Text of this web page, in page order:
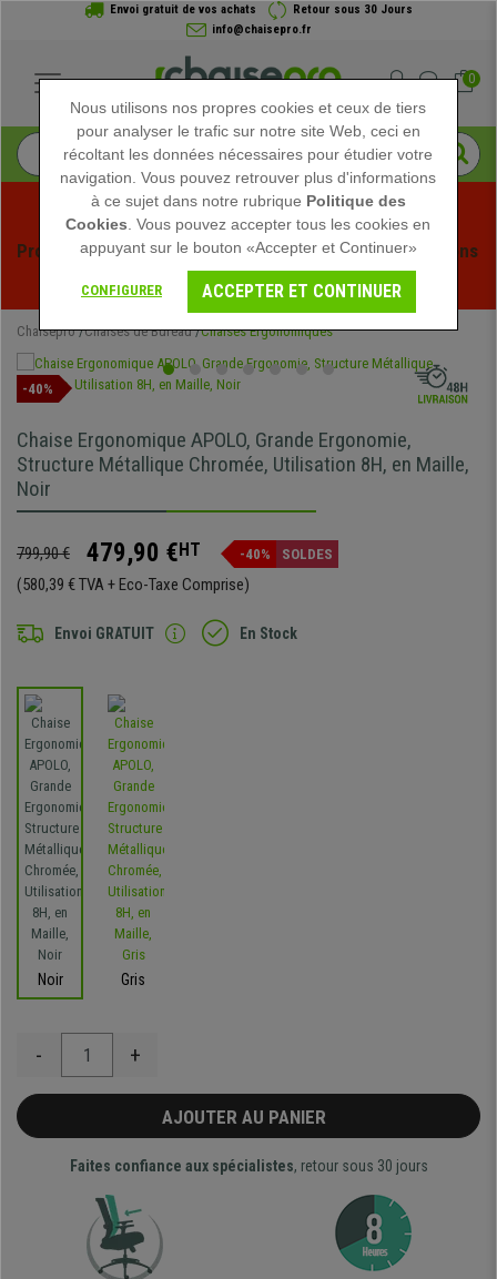
Envoi gratuit de vos achats
Retour sous 30 Jours
info@chaisepro.fr
0
Profitez des soldes d'été chez Chaisepro ! Des réductions
exclusives pour une durée limitée - Voir l'offre
Chaisepro Chaises de Bureau Chaises Ergonomiques
-40%
Chaise Ergonomique APOLO, Grande Ergonomie,
Structure Métallique Chromée, Utilisation 8H, en Maille,
Noir
799,90 € 479,90 €HT -40% SOLDES
(580,39 € TVA + Eco-Taxe Comprise)
Envoi GRATUIT En Stock
Noir Gris
- +
AJOUTER AU PANIER
Faites confiance aux spécialistes, retour sous 30 jours
Nous utilisons nos propres cookies et ceux de tiers
pour analyser le trafic sur notre site Web, ceci en
récoltant les données nécessaires pour étudier votre
navigation. Vous pouvez retrouver plus d'informations
à ce sujet dans notre rubrique Politique des
Cookies . Vous pouvez accepter tous les cookies en
appuyant sur le bouton «Accepter et Continuer»
CONFIGURER ACCEPTER ET CONTINUER